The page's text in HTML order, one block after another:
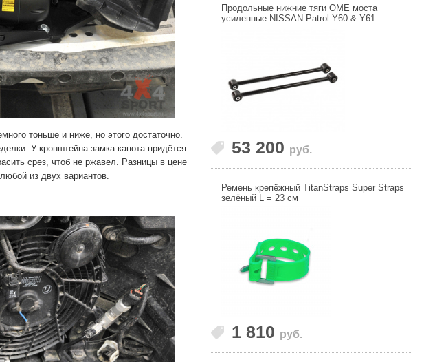
тоньше и ниже, но этого достаточно.
У кронштейна замка капота придётся
срез, чтоб не ржавел. Разницы в цене
из двух вариантов.
Продольные нижние тяги OME моста
усиленные NISSAN Patrol Y60 & Y61
53 200 руб.
Ремень крепёжный TitanStraps Super Straps
зелёный L = 23 см
1 810 руб.